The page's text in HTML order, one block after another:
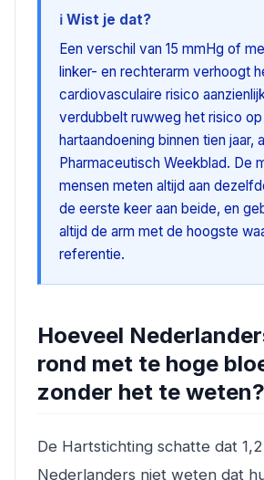
ℹ️ Wist je dat?
Een verschil van 15 mmHg of
linker- en rechterarm verhoogt
cardiovasculaire risico
verdubbelt ruwweg het risico
hartaandoening binnen tien jaar,
Pharmaceutisch Weekblad. De
mensen meten altijd aan
de eerste keer aan beide, en
altijd de arm met de hoogste
referentie.
Hoeveel
rond met te hoge
zonder het te weten?
De Hartstichting schatte dat
Nederlanders niet weten dat